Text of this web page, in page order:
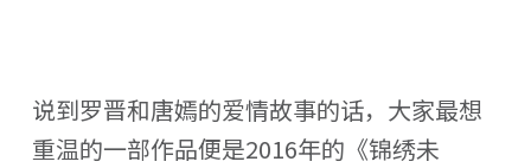
说到罗晋和唐嫣的爱情故事的话，大家最想
重温的一部作品便是2016年的《锦绣未